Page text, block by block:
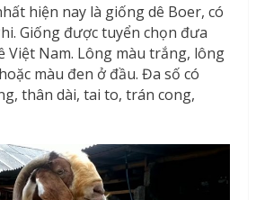
hiện nay là giống dê Boer, có
Giống được tuyển chọn đưa
Việt Nam. Lông màu trắng, lông
màu đen ở đầu. Đa số có
thân dài, tai to, trán cong,